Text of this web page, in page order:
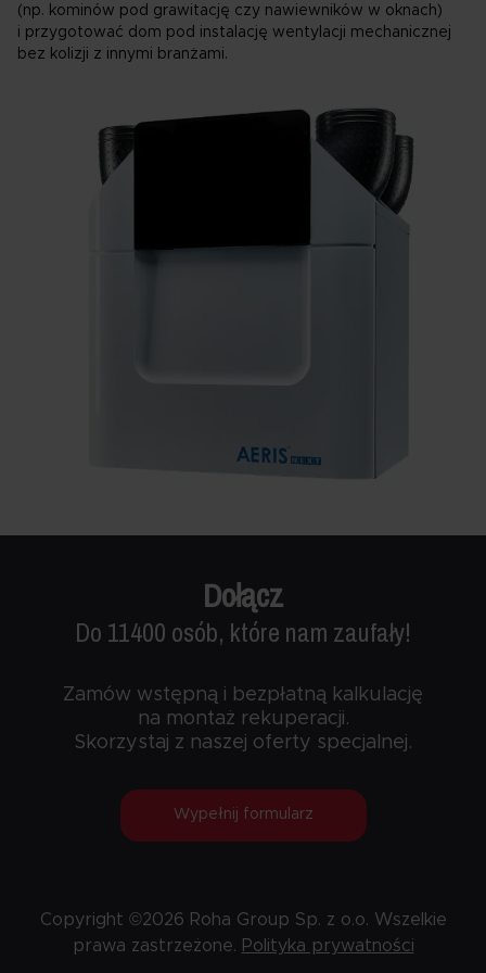
(np. kominów pod grawitację czy nawiewników w oknach)
i przygotować dom pod instalację wentylacji mechanicznej
bez kolizji z innymi branżami.
Dołącz
Do 11400 osób, które nam zaufały!
Zamów wstępną i bezpłatną kalkulację
na montaż rekuperacji.
Skorzystaj z naszej oferty specjalnej.
Wypełnij formularz
Copyright ©2026 Roha Group Sp. z o.o. Wszelkie
prawa zastrzeżone. Polityka prywatności